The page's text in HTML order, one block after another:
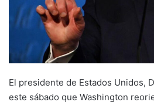
El presidente de Estados Unidos,
este sábado que Washington